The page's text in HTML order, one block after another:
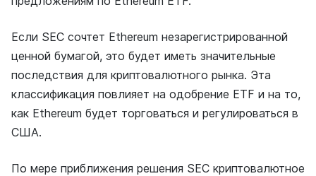
Если SEC сочтет Ethereum незарегистрированной
ценной бумагой, это будет иметь значительные
последствия для криптовалютного рынка. Эта
классификация повлияет на одобрение ETF и на то,
как Ethereum будет торговаться и регулироваться в
США.
По мере приближения решения SEC криптовалютное